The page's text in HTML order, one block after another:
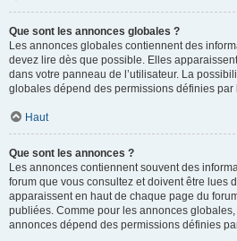
Que sont les annonces globales ?
Les annonces globales contiennent des
devez lire dès que possible. Elles
dans votre panneau de l’utilisateur. La
globales dépend des permissions définies par
Haut
Que sont les annonces ?
Les annonces contiennent souvent des
forum que vous consultez et doivent être lues
apparaissent en haut de chaque page du
publiées. Comme pour les annonces
annonces dépend des permissions définies